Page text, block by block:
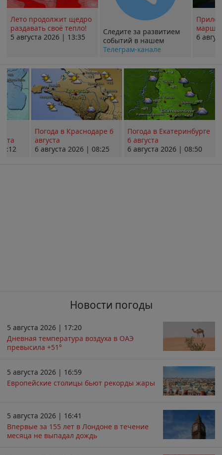
Лето продолжит щедро
раздавать своё тепло!
5 августа 2026 | 13:35
Следите за развитием
событий в нашем
Телеграм-канале
6
Погода в Краснодаре 6
августа
6 августа 2026 | 08:25
Погода в Екатеринбурге
6 августа
6 августа 2026 | 08:50
Новости погоды
5 августа 2026 | 17:20
Дневная температура воздуха в ОАЭ
превысила +51°
5 августа 2026 | 16:59
Европейские столицы бьют рекорды жары
5 августа 2026 | 16:41
Впервые за 155 лет в Лондоне в течение
месяца не выпадал дождь